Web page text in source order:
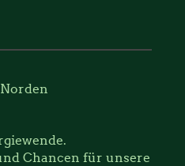
Chancen für unsere